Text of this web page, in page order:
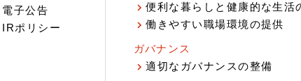
電子公告
IRポリシー
便利な暮らしと健康的な生活
働きやすい職場環境の提供
ガバナンス
適切なガバナンスの整備